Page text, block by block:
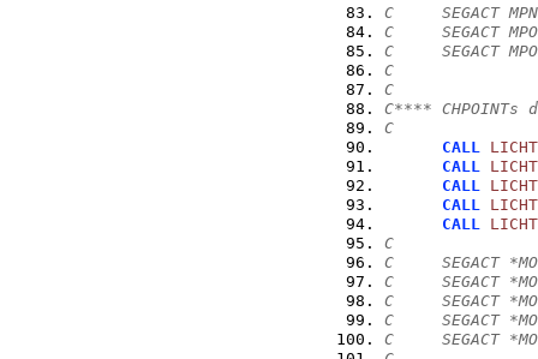
C     SEGACT
C     SEGACT
C     SEGACT
C
C
C**** CHPOINTs
C
CALL
LICHT
CALL
LICHT
CALL
LICHT
CALL
LICHT
CALL
LICHT
C
C     SEGACT
C     SEGACT
C     SEGACT
C     SEGACT
C     SEGACT